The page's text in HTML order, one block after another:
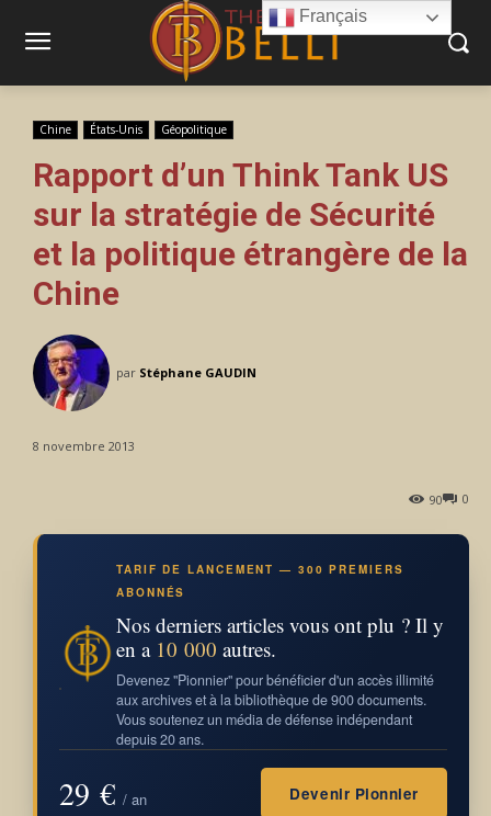
Chine États-Unis Géopolitique
Rapport d’un Think Tank US
sur la stratégie de Sécurité
et la politique étrangère de la
Chine
par Stéphane GAUDIN
8 novembre 2013
0
90
TARIF DE LANCEMENT — 300 PREMIERS
ABONNÉS
Nos derniers articles vous ont plu ? Il y
en a 10 000 autres.
Devenez "Pionnier" pour bénéficier d'un accès illimité
aux archives et à la bibliothèque de 900 documents.
Vous soutenez un média de défense indépendant
depuis 20 ans.
29 € / an Devenir Pionnier
Français